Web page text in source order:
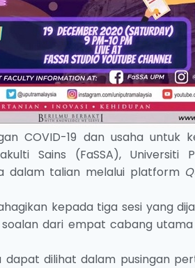
COVID-19 dan usaha untuk
Sains (FaSSA),
dalam talian melalui platform
kepada tiga sesi yang
dari empat cabang utama
dilihat dalam pusingan